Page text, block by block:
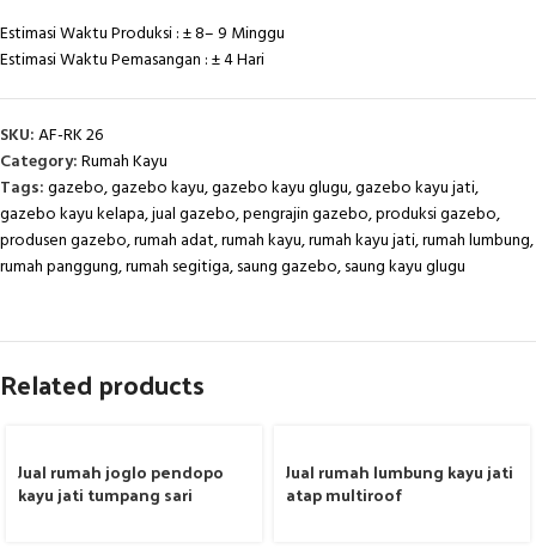
Estimasi Waktu Produksi : ± 8– 9 Minggu
Estimasi Waktu Pemasangan : ± 4 Hari
SKU:AF-RK 26
Category:Rumah Kayu
Tags:gazebo,gazebo kayu,gazebo kayu glugu,gazebo kayu jati,
gazebo kayu kelapa,jual gazebo,pengrajin gazebo,produksi gazebo,
produsen gazebo,rumah adat,rumah kayu,rumah kayu jati,rumah lumbung,
rumah panggung,rumah segitiga,saung gazebo,saung kayu glugu
Related products
Jual rumah joglo pendopo
kayu jati tumpang sari
Jual rumah lumbung kayu jati
atap multiroof